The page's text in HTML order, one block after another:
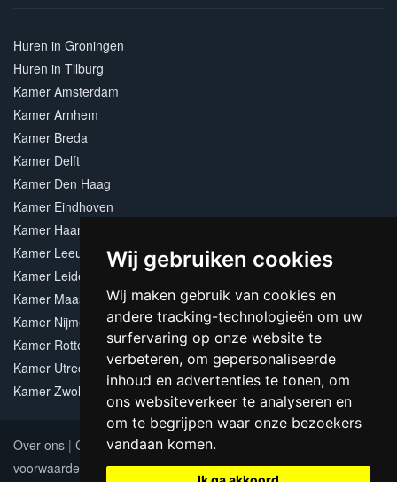
Wij gebruiken cookies
Wij maken gebruik van cookies en
andere tracking-technologieën om uw
surfervaring op onze website te
verbeteren, om gepersonaliseerde
inhoud en advertenties te tonen, om
ons websiteverkeer te analyseren en
om te begrijpen waar onze bezoekers
vandaan komen.
Huren in Groningen
Huren in Tilburg
Kamer Amsterdam
Kamer Arnhem
Kamer Breda
Kamer Delft
Kamer Den Haag
Kamer Eindhoven
Kamer Haarlem
Kamer Leeuwarden
Kamer Leiden
Kamer Maastricht
Kamer Nijmegen
Kamer Rotterdam
Kamer Utrecht
Kamer Zwolle
Over ons | Contact|Adverteren|Sitemap
voorwaarden
Update cookies preferences